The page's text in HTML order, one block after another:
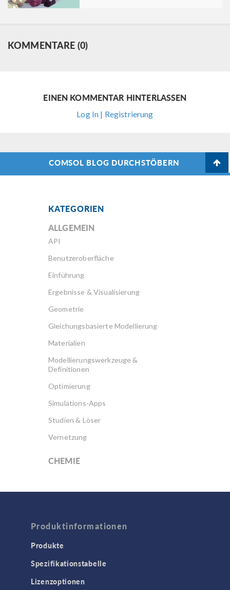
KOMMENTARE (0)
EINEN KOMMENTAR HINTERLASSEN
Log In | Registrierung
COMSOL BLOG DURCHSTÖBERN
KATEGORIEN
ALLGEMEIN
API
Benutzeroberfläche
Einführung
Ergebnisse & Visualisierung
Geometrie
Gleichungsbasierte Modellierung
Materialien
Modellierungswerkzeuge &
Definitionen
Optimierung
Simulations-Apps
Studien & Löser
Vernetzung
CHEMIE
Brennstoffzellen & Elektrolyseure
Korrosion und Korrosionsschutz
Verfahrenstechnik
COMSOL NOW
Produktinformationen
Produkte
Spezifikationstabelle
Lizenzoptionen